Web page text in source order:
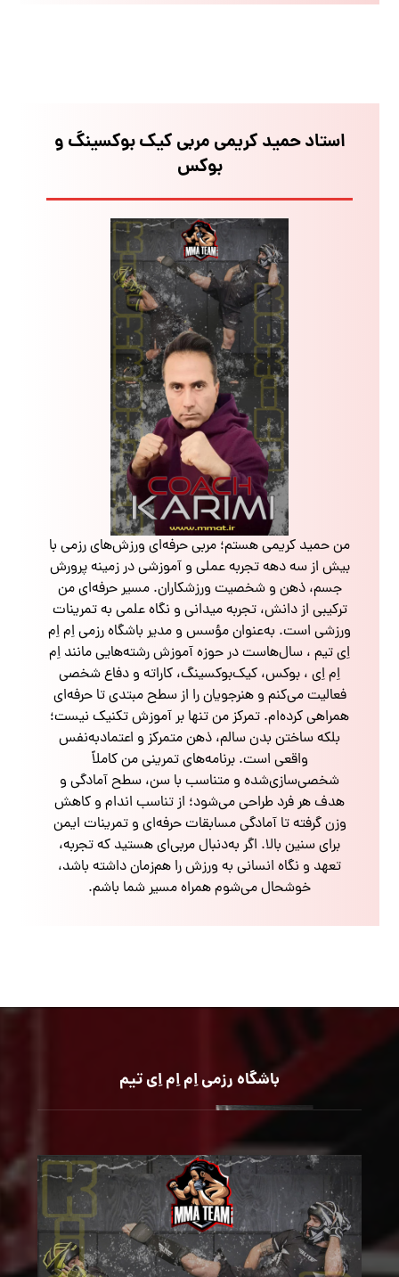
استاد حمید کریمی مربی کیک بوکسینگ و
بوکس
من حمید کریمی هستم؛ مربی حرفه‌ای ورزش‌های رزمی با
بیش از سه دهه تجربه عملی و آموزشی در زمینه پرورش
جسم، ذهن و شخصیت ورزشکاران. مسیر حرفه‌ای من
ترکیبی از دانش، تجربه میدانی و نگاه علمی به تمرینات
ورزشی است. به‌عنوان مؤسس و مدیر باشگاه رزمی اِم اِم
اِی تیم ، سال‌هاست در حوزه آموزش رشته‌هایی مانند اِم
اِم اِی ، بوکس، کیک‌بوکسینگ، کاراته و دفاع شخصی
فعالیت می‌کنم و هنرجویان را از سطح مبتدی تا حرفه‌ای
همراهی کرده‌ام. تمرکز من تنها بر آموزش تکنیک نیست؛
بلکه ساختن بدن سالم، ذهن متمرکز و اعتمادبه‌نفس
واقعی است. برنامه‌های تمرینی من کاملاً
شخصی‌سازی‌شده و متناسب با سن، سطح آمادگی و
هدف هر فرد طراحی می‌شود؛ از تناسب اندام و کاهش
وزن گرفته تا آمادگی مسابقات حرفه‌ای و تمرینات ایمن
برای سنین بالا. اگر به‌دنبال مربی‌ای هستید که تجربه،
تعهد و نگاه انسانی به ورزش را هم‌زمان داشته باشد،
خوشحال می‌شوم همراه مسیر شما باشم.
باشگاه رزمی اِم اِم اِی تیم